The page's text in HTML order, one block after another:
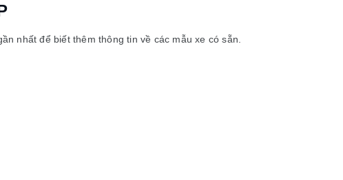
nhất để biết thêm thông tin về các mẫu xe có sẵn.